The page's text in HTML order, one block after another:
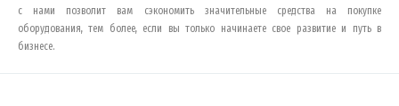
с нами позволит вам сэкономить значительные средства на покупке
оборудования, тем более, если вы только начинаете свое развитие и путь в
бизнесе.